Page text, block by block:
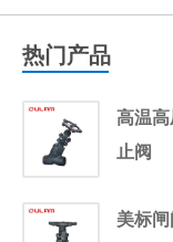
热门产品
高温
止阀
美标